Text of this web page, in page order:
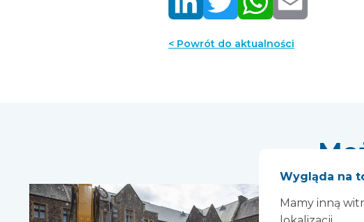
< Powrót do aktualności
Wygląda na
Mamy inną